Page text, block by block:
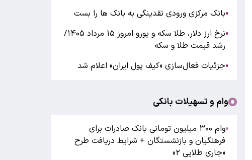
●بانک مرکزی ورودی نقدینگی به بانک ها را بست
●
نرخ ارز دلار، طلا سکه و یورو امروز ۱۵ مرداد ۱۴۰۵/
رشد قیمت طلا و سکه
●جزئیات فعال‌سازی «کیف پول ایران» اعلام شد
وام و تسهیلات بانکی
●
وام ۳۰۰ میلیون تومانی بانک صادرات برای
فرهنگیان و بازنشستگان + شرایط دریافت طرح
«جاری طلایی ۲»